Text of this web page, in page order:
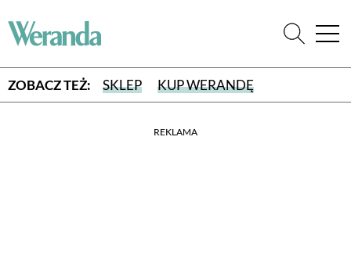
ZOBACZ TEŻ: SKLEP KUP WERANDĘ
REKLAMA